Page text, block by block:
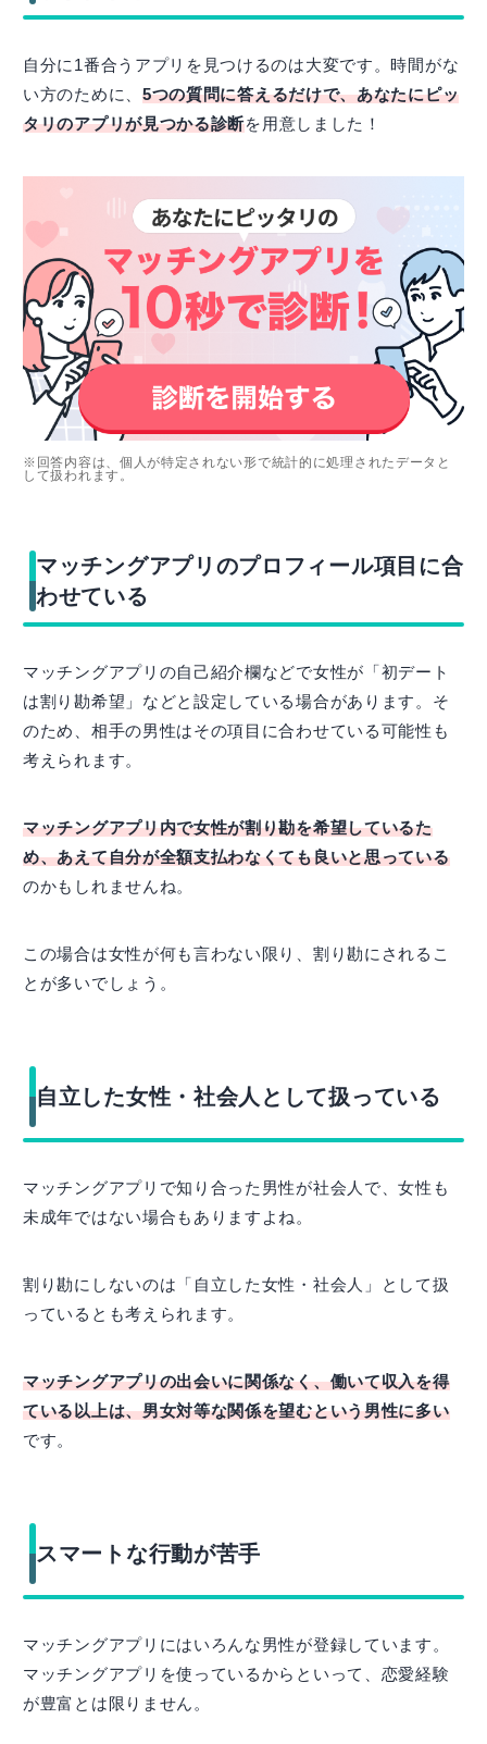
自分に1番合うアプリを見つけるのは大変です。時間がな
い方のために、 5つの質問に答えるだけで、あなたにピッ
タリのアプリが見つかる診断を用意しました！
※回答内容は、個人が特定されない形で統計的に処理されたデータと
して扱われます。
マッチングアプリのプロフィール項目に合
わせている
マッチングアプリの自己紹介欄などで女性が「初デート
は割り勘希望」などと設定している場合があります。そ
のため、相手の男性はその項目に合わせている可能性も
考えられます。
マッチングアプリ内で女性が割り勘を希望しているた
め、あえて自分が全額支払わなくても良いと思っている
のかもしれませんね。
この場合は女性が何も言わない限り、割り勘にされるこ
とが多いでしょう。
自立した女性・社会人として扱っている
マッチングアプリで知り合った男性が社会人で、女性も
未成年ではない場合もありますよね。
割り勘にしないのは「自立した女性・社会人」として扱
っているとも考えられます。
マッチングアプリの出会いに関係なく、働いて収入を得
ている以上は、男女対等な関係を望むという男性に多い
です。
スマートな行動が苦手
マッチングアプリにはいろんな男性が登録しています。
マッチングアプリを使っているからといって、恋愛経験
が豊富とは限りません。